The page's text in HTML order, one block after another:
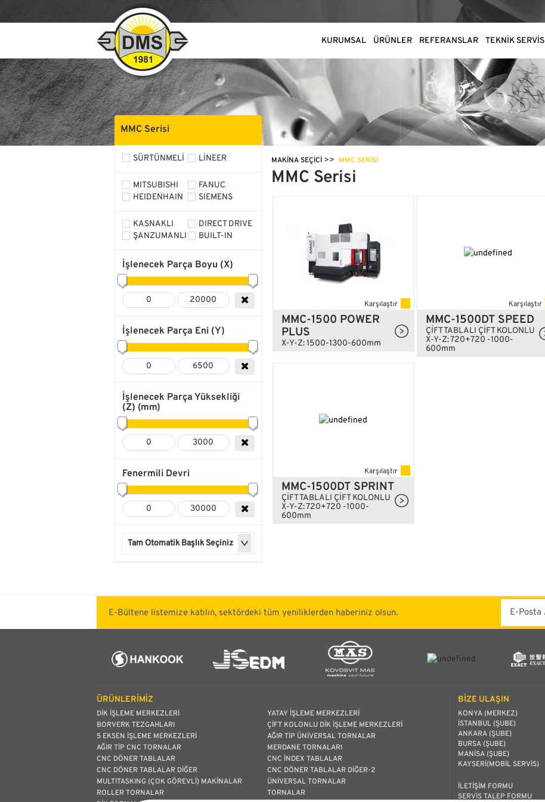
KURUMSAL ÜRÜNLER REFERANSLAR TEKNİK SERVİS
MMC Serisi
SÜRTÜNMELİ LİNEER
MITSUBISHI
FANUC
HEIDENHAIN
SIEMENS
KASNAKLI
DIRECT DRIVE
ŞANZUMANLI
BUILT-IN
İşlenecek Parça Boyu (X)
İşlenecek Parça Eni (Y)
İşlenecek Parça Yüksekliği
(Z) (mm)
Fenermili Devri
MAKINA SEÇICI >> MMC SERISI
MMC Serisi
Karşılaştır
MMC-1500 POWER
PLUS
X-Y-Z: 1500-1300-600mm
Karşılaştır
MMC-1500DT SPEED
ÇİFT TABLALI ÇİFT KOLONLU
X-Y-Z: 720+720 -1000-
600mm
Karşılaştır
MMC-1500DT SPRINT
ÇİFT TABLALI ÇİFT KOLONLU
X-Y-Z: 720+720 -1000-
600mm
E-Bültene listemize katılın, sektördeki tüm yeniliklerden haberiniz olsun.
ÜRÜNLERİMİZ
DİK İŞLEME MERKEZLERİ
YATAY İŞLEME MERKEZLERİ
BORVERK TEZGAHLARI
ÇİFT KOLONLU DİK İŞLEME MERKEZLERİ
5 EKSEN İŞLEME MERKEZLERİ
AĞIR TİP ÜNİVERSAL TORNALAR
AĞIR TİP CNC TORNALAR
MERDANE TORNALARI
CNC DÖNER TABLALAR
CNC İNDEX TABLALAR
CNC DÖNER TABLALAR DİĞER
CNC DÖNER TABLALAR DİĞER-2
MULTITASKING (ÇOK GÖREVLİ) MAKİNALAR
ÜNİVERSAL TORNALAR
ROLLER TORNALAR
TORNALAR
BİZE ULAŞIN
KONYA (MERKEZ)
İSTANBUL (ŞUBE)
ANKARA (ŞUBE)
BURSA (ŞUBE)
MANİSA (ŞUBE)
KAYSERİ(MOBİL SERVİS)
İLETİŞİM FORMU
SERVİS TALEP FORMU